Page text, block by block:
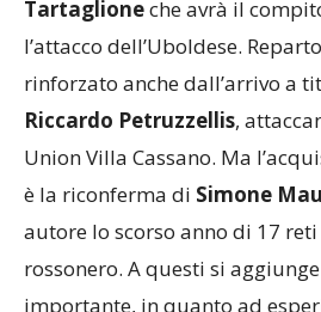
l’attacco dell’Uboldese.
rinforzato anche dall’arrivo a
Union Villa Cassano. Ma